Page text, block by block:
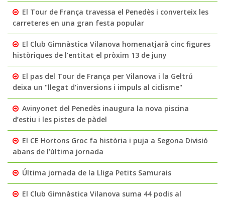
El Tour de França travessa el Penedès i converteix les
carreteres en una gran festa popular
El Club Gimnàstica Vilanova homenatjarà cinc figures
històriques de l’entitat el pròxim 13 de juny
El pas del Tour de França per Vilanova i la Geltrú
deixa un "llegat d’inversions i impuls al ciclisme"
Avinyonet del Penedès inaugura la nova piscina
d’estiu i les pistes de pàdel
El CE Hortons Groc fa història i puja a Segona Divisió
abans de l’última jornada
Última jornada de la Lliga Petits Samurais
El Club Gimnàstica Vilanova suma 44 podis al